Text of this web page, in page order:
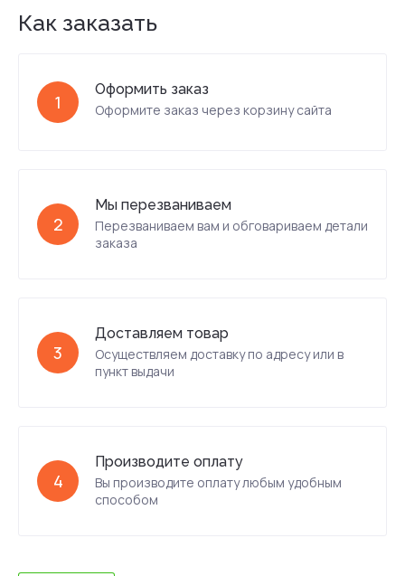
Как заказать
1
Оформить заказ
Оформите заказ через корзину сайта
2
Мы перезваниваем
Перезваниваем вам и обговариваем детали
заказа
3
Доставляем товар
Осуществляем доставку по адресу или в
пункт выдачи
4
Производите оплату
Вы производите оплату любым удобным
способом